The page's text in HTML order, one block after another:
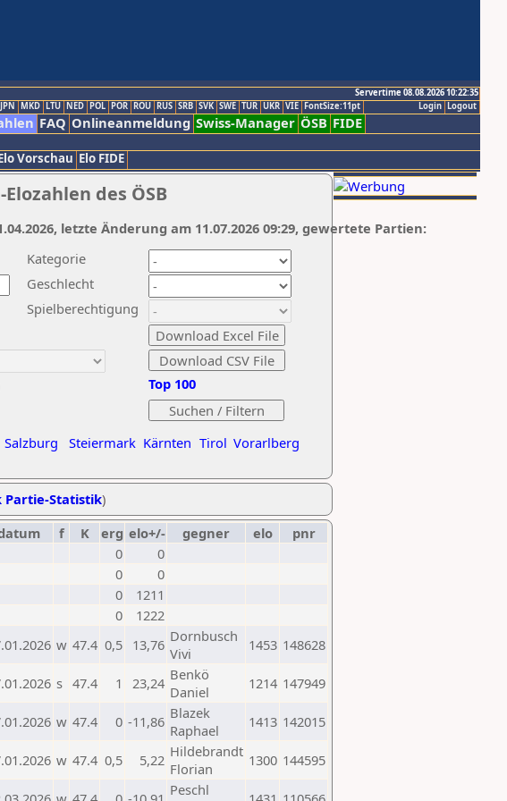
Servertime 08.08.2026 10:22:35
Logout
Login
JPN MKD LTU NED POL POR ROU RUS SRB SVK SWE TUR UKR VIE FontSize:11pt
FAQ Onlineanmeldung Swiss-Manager ÖSB FIDE
Vorschau Elo FIDE
des ÖSB
Kategorie
Geschlecht
Spielberechtigung
Salzburg Steiermark Kärnten Tirol Vorarlberg
Top 100
letzte Änderung am 11.07.2026 09:29, gewertete Partien:
Partie-Statistik)
f K erg elo+/- gegner elo
pnr
0
0
0
0
0
1211
0
1222
w 47.4 0,5 13,76 Dornbusch
Vivi
1453 148628
s 47.4 1 23,24 Benkö
Daniel
1214 147949
w 47.4 0 -11,86 Blazek
Raphael
1413 142015
w 47.4 0,5 5,22 Hildebrandt
Florian
1300 144595
Peschl